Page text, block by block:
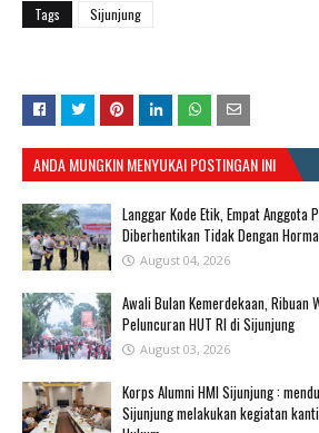
Tags Sijunjung
ANDA MUNGKIN MENYUKAI POSTINGAN INI
Langgar Kode Etik, Empat Anggota
Diberhentikan Tidak Dengan
August 04, 2026
Awali Bulan Kemerdekaan, Ribuan
Peluncuran HUT RI di Sijunjung
August 03, 2026
Korps Alumni HMI Sijunjung :
Sijunjung melakukan kegiatan